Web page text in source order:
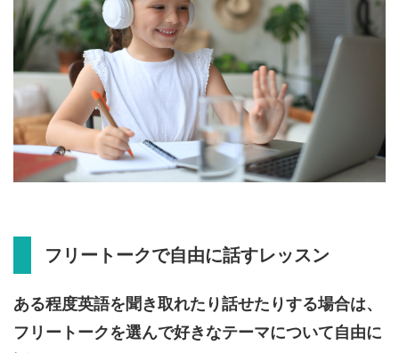
フリートークで自由に話すレッスン
ある程度英語を聞き取れたり話せたりする場合は、
フリートークを選んで好きなテーマについて自由に